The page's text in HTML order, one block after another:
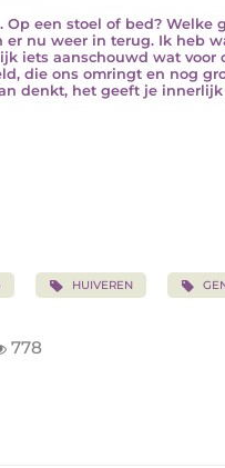
een stoel of bed? Welke
nu weer in terug. Ik heb
iets aanschouwd wat voor
die ons omringt en nog
denkt, het geeft je
HUIVEREN
778